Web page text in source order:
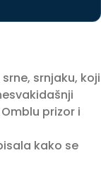
srnjaku, koji
prizor i
kako se